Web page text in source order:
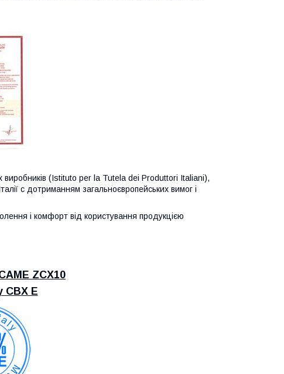
виробників (Istituto per la Tutela dei Produttori Italiani),
c дотриманням загальноєвропейських вимог і
і комфорт від користування продукцією
ZCX10
CBX E